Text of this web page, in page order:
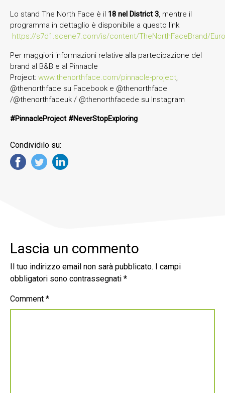
Lo stand The North Face è il 18 nel District 3, mentre il
programma in dettaglio è disponibile a questo link
https://s7d1.scene7.com/is/content/TheNorthFaceBrand/
Per maggiori informazioni relative alla partecipazione del
brand al B&B e al Pinnacle
Project: www.thenorthface.com/pinnacle-project,
@thenorthface su Facebook e @thenorthface
/@thenorthfaceuk / @thenorthfacede su Instagram
#PinnacleProject #NeverStopExploring
Condividilo su:
Lascia un commento
Il tuo indirizzo email non sarà pubblicato.
I campi
obbligatori sono contrassegnati *
Comment *